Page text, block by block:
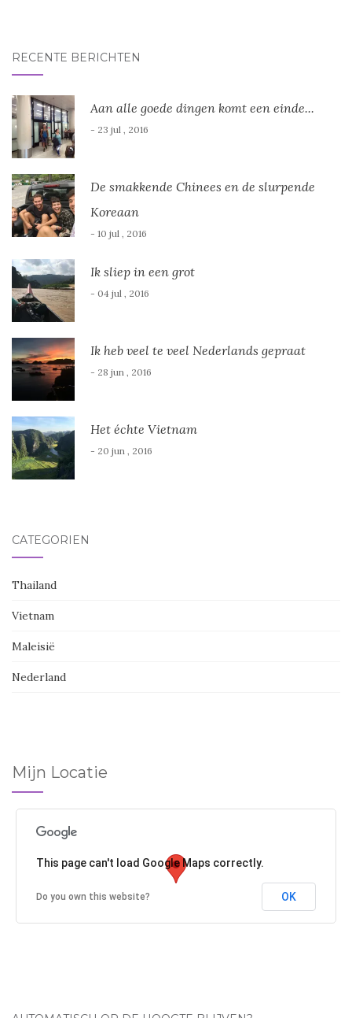
RECENTE BERICHTEN
Aan alle goede dingen komt een einde...
- 23 jul , 2016
De smakkende Chinees en de slurpende
Koreaan
- 10 jul , 2016
Ik sliep in een grot
- 04 jul , 2016
Ik heb veel te veel Nederlands gepraat
- 28 jun , 2016
Het échte Vietnam
- 20 jun , 2016
CATEGORIËN
Thailand
Vietnam
Maleisië
Nederland
Mijn Locatie
This page can't load Google Maps correctly.
Do you own this website? OK